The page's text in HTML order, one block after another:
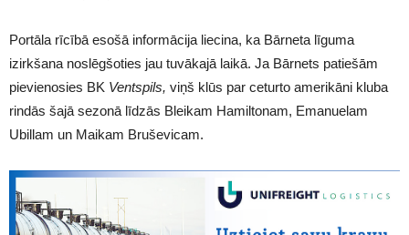
Portāla rīcībā esošā informācija liecina, ka Bārneta līguma
izirkšana noslēgšoties jau tuvākajā laikā. Ja Bārnets patiešām
pievienosies BK Ventspils, viņš klūs par ceturto amerikāni kluba
rindās šajā sezonā līdzās Bleikam Hamiltonam, Emanuelam
Ubillam un Maikam Bruševicam.